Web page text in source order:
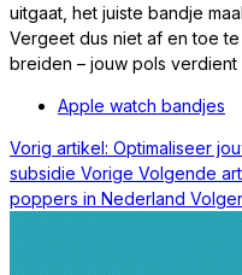
uitgaat, het juiste bandje
Vergeet dus niet af en toe
breiden – jouw pols verdient
Apple watch bandjes
Vorig artikel: Optimaliseer
subsidie Vorige Volgende
poppers in Nederland